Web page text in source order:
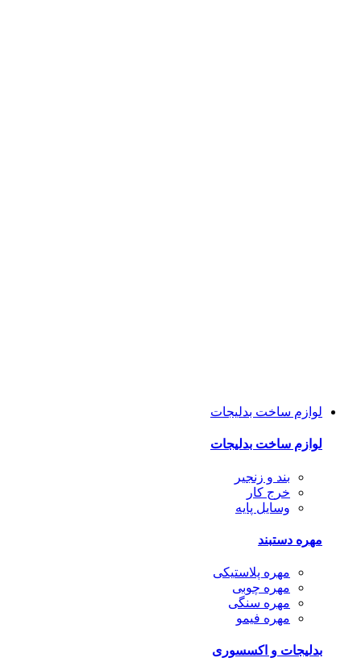
لوازم ساخت بدلیجات
لوازم ساخت بدلیجات
بند و زنجیر
خرج کار
وسایل پایه
مهره دستبند
مهره پلاستیکی
مهره چوبی
مهره سنگی
مهره فیمو
بدلیجات و اکسسوری